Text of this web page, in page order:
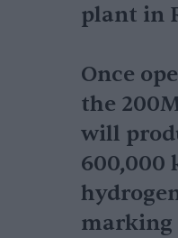
plant in
Once
the
will
600,000
marking